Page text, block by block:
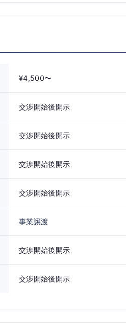
¥4,500〜
交渉開始後開示
交渉開始後開示
交渉開始後開示
交渉開始後開示
事業譲渡
交渉開始後開示
交渉開始後開示